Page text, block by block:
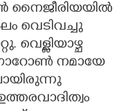
നൈജീരിയയിൽ
വെടിവച്ചു
വെള്ളിയാഴ്ച
നമായേ